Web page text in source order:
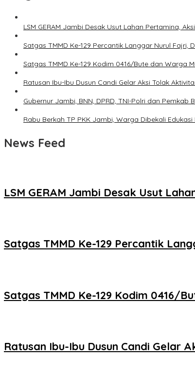
LSM GERAM Jambi Desak Usut Lahan Pertamina,
Satgas TMMD Ke-129 Percantik Langgar Nurul Fajri,
Satgas TMMD Ke-129 Kodim 0416/Bute dan Warga
Ratusan Ibu-Ibu Dusun Candi Gelar Aksi Tolak
Gubernur Jambi, BNN, DPRD, TNI-Polri dan
Rabu Berkah TP PKK Jambi, Warga Dibekali
News Feed
LSM GERAM Jambi Desak Usut
Satgas TMMD Ke-129 Percantik
Satgas TMMD Ke-129 Kodim 0416/
Ratusan Ibu-Ibu Dusun Candi Gelar